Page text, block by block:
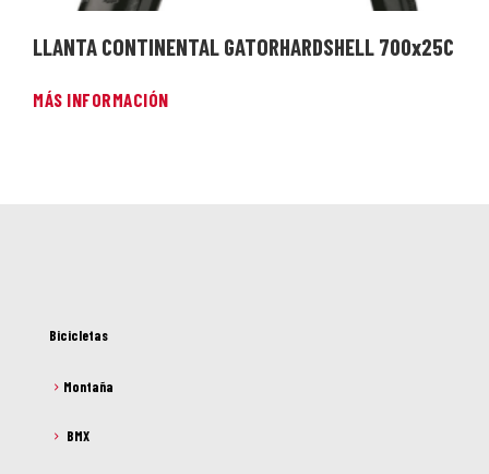
LLANTA CONTINENTAL GATORHARDSHELL 700x25C
MÁS INFORMACIÓN
Bicicletas
Montaña
BMX